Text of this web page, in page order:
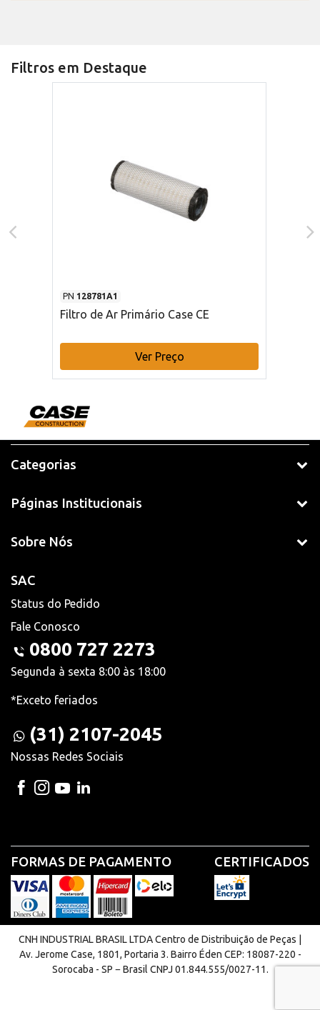
Filtros em Destaque
PN 128781A1
Filtro de Ar Primário Case CE
Ver Preço
Categorias
Páginas Institucionais
Sobre Nós
SAC
Status do Pedido
Fale Conosco
0800 727 2273
Segunda à sexta 8:00 às 18:00
*Exceto feriados
(31) 2107-2045
Nossas Redes Sociais
FORMAS DE PAGAMENTO CERTIFICADOS
CNH INDUSTRIAL BRASIL LTDA Centro de Distribuição de Peças |
Av. Jerome Case, 1801, Portaria 3. Bairro Éden CEP: 18087-220 -
Sorocaba - SP − Brasil CNPJ 01.844.555/0027-11.